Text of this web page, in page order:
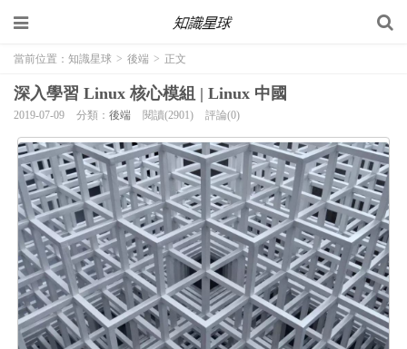
當前位置： 知識星球 > 後端 > 正文
深入學習 Linux 核心模組 | Linux 中國
2019-07-09 分類： 後端 閱讀(2901) 評論(0)